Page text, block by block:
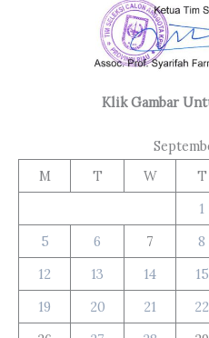
Klik Gambar
M
T W T
1
5
6 7 8
12
13 14 15
19
20 21 22